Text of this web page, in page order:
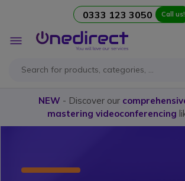
0333 123 3050 Call us!
Toggle
Nav
NEW- Discover our
mastering videoconferencing